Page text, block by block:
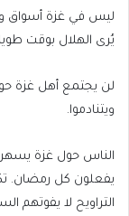
ليس في غزة أسواق
يُرى الهلال بوقت
لن يجتمع أهل غزة
ويتنادموا.
الناس حول غزة
يفعلون كل رمضان.
التراويح لا يفوتهم